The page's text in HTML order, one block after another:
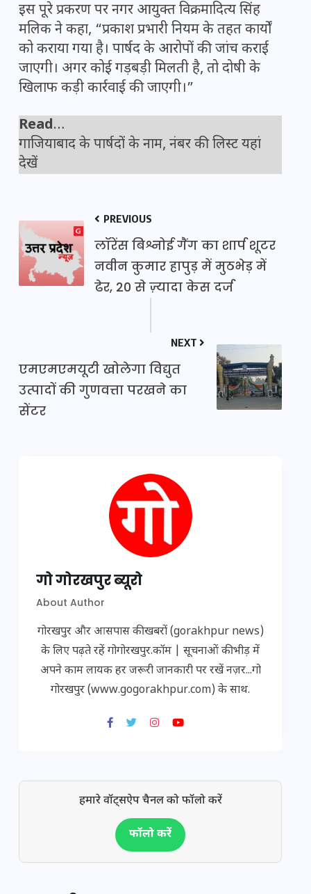
इस पूरे प्रकरण पर नगर आयुक्त विक्रमादित्य सिंह
मलिक ने कहा, “प्रकाश प्रभारी नियम के तहत कार्यों
को कराया गया है। पार्षद के आरोपों की जांच कराई
जाएगी। अगर कोई गड़बड़ी मिलती है, तो दोषी के
खिलाफ कड़ी कार्रवाई की जाएगी।”
Read…
गाजियाबाद के पार्षदों के नाम, नंबर की लिस्ट यहां
देखें
PREVIOUS
लॉरेंस बिश्नोई गैंग का शार्प शूटर
नवीन कुमार हापुड़ में मुठभेड़ में
ढेर, 20 से ज़्यादा केस दर्ज
NEXT
एमएमएमयूटी खोलेगा विद्युत
उत्पादों की गुणवत्ता परखने का
सेंटर
गो गोरखपुर ब्यूरो
About Author
गोरखपुर और आसपास की खबरों (gorakhpur news)
के लिए पढ़ते रहें गोगोरखपुर.कॉम | सूचनाओं की भीड़ में
अपने काम लायक हर जरूरी जानकारी पर रखें नज़र...गो
गोरखपुर (www.gogorakhpur.com) के साथ.
हमारे वॉट्सऐप चैनल को फॉलो करें
फॉलो करें